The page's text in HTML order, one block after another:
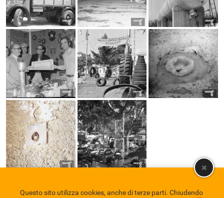
Questo sito utilizza cookies, anche di terze parti. Chiudendo